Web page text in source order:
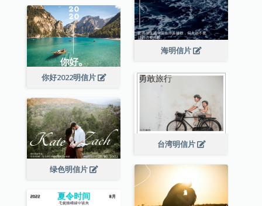
海明信片
你好2022明信片
台湾明信片
绿色明信片